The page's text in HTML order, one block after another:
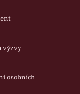
výzvy
osobních